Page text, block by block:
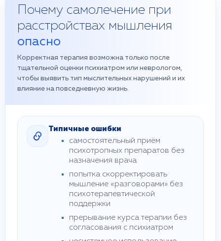
Почему самолечение при
расстройствах мышления
опасно
Корректная терапия возможна только после
тщательной оценки психиатром или неврологом,
чтобы выявить тип мыслительных нарушений и их
влияние на повседневную жизнь.
Типичные ошибки
самостоятельный приём
психотропных препаратов без
назначения врача
попытка скорректировать
мышление «разговорами» без
психотерапевтической
поддержки
прерывание курса терапии без
согласования с психиатром